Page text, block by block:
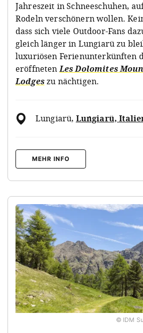
Jahreszeit in Schneeschuhen,
Rodeln verschönern wollen.
dass sich viele Outdoor-Fans
gleich länger in Lungiarü zu
luxuriösen Ferienunterkünften
eröffnetenLes Dolomites
Lodgeszu nächtigen.
Lungiarü, Lungiarü,
MEHR INFO
© IDM